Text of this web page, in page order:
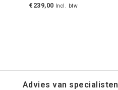
€239,00
Incl. btw
Advies van specialisten